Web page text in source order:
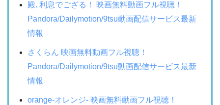
殿､利息でござる！ 映画無料動画フル視聴！
Pandora/Dailymotion/9tsu動画配信サービス最新
情報
さくらん 映画無料動画フル視聴！
Pandora/Dailymotion/9tsu動画配信サービス最新
情報
orange-オレンジ- 映画無料動画フル視聴！